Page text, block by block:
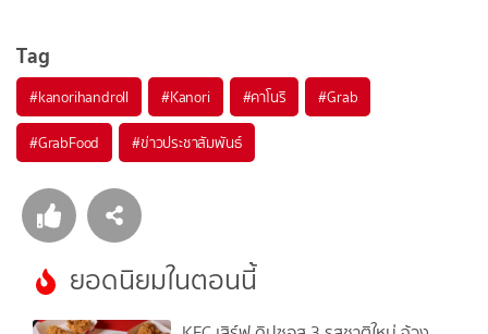
Tag
#kanorihandroll #Kanori #คาโนริ #Grab
#GrabFood #ข่าวประชาสัมพันธ์
ยอดนิยมในตอนนี้